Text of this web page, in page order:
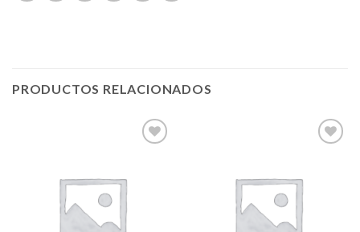
PRODUCTOS RELACIONADOS